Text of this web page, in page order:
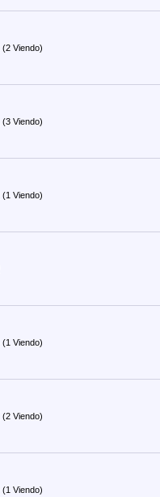
(2 Viendo)
(3 Viendo)
(1 Viendo)
(1 Viendo)
(2 Viendo)
(1 Viendo)